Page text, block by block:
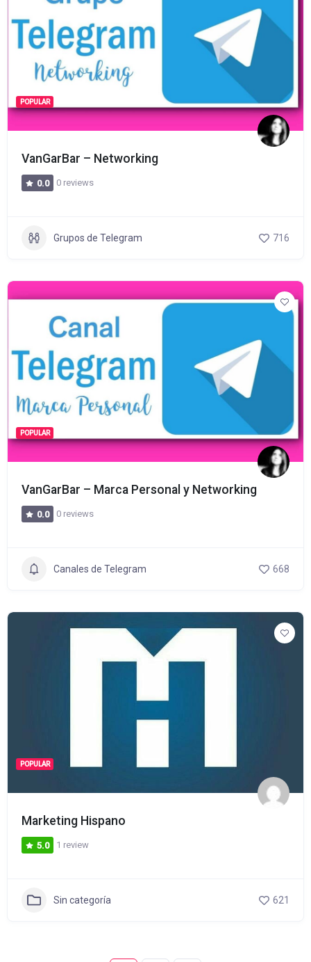
POPULAR
VanGarBar – Networking
0.0 0 reviews
Grupos de Telegram 716
POPULAR
VanGarBar – Marca Personal y Networking
0.0 0 reviews
Canales de Telegram 668
POPULAR
Marketing Hispano
5.0 1 review
Sin categoría 621